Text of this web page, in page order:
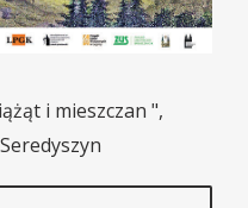
i mieszczan ",